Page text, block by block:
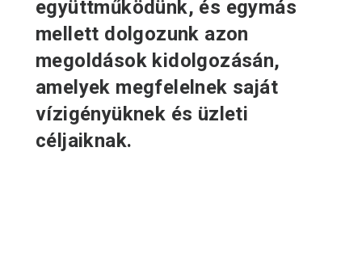
együttműködünk, és egymás
mellett dolgozunk azon
megoldások kidolgozásán,
amelyek megfelelnek saját
vízigényüknek és üzleti
céljaiknak.